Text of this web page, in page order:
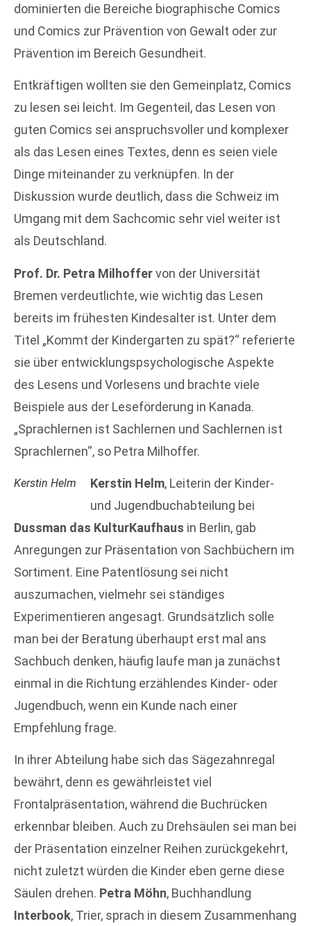
dominierten die Bereiche biographische Comics
und Comics zur Prävention von Gewalt oder zur
Prävention im Bereich Gesundheit.
Entkräftigen wollten sie den Gemeinplatz, Comics
zu lesen sei leicht. Im Gegenteil, das Lesen von
guten Comics sei anspruchsvoller und komplexer
als das Lesen eines Textes, denn es seien viele
Dinge miteinander zu verknüpfen. In der
Diskussion wurde deutlich, dass die Schweiz im
Umgang mit dem Sachcomic sehr viel weiter ist
als Deutschland.
Prof. Dr. Petra Milhoffervon der Universität
Bremen verdeutlichte, wie wichtig das Lesen
bereits im frühesten Kindesalter ist. Unter dem
Titel „Kommt der Kindergarten zu spät?“ referierte
sie über entwicklungspsychologische Aspekte
des Lesens und Vorlesens und brachte viele
Beispiele aus der Leseförderung in Kanada.
„Sprachlernen ist Sachlernen und Sachlernen ist
Sprachlernen“, so Petra Milhoffer.
Kerstin Helm Kerstin Helm, Leiterin der Kinder-
und Jugendbuchabteilung bei
Dussman das KulturKaufhaus in Berlin, gab
Anregungen zur Präsentation von Sachbüchern im
Sortiment. Eine Patentlösung sei nicht
auszumachen, vielmehr sei ständiges
Experimentieren angesagt. Grundsätzlich solle
man bei der Beratung überhaupt erst mal ans
Sachbuch denken, häufig laufe man ja zunächst
einmal in die Richtung erzählendes Kinder- oder
Jugendbuch, wenn ein Kunde nach einer
Empfehlung frage.
In ihrer Abteilung habe sich das Sägezahnregal
bewährt, denn es gewährleistet viel
Frontalpräsentation, während die Buchrücken
erkennbar bleiben. Auch zu Drehsäulen sei man bei
der Präsentation einzelner Reihen zurückgekehrt,
nicht zuletzt würden die Kinder eben gerne diese
Säulen drehen. Petra Möhn, Buchhandlung
Interbook, Trier, sprach in diesem Zusammenhang